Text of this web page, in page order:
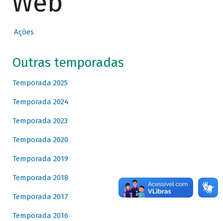
Ações
Outras temporadas
Temporada 2025
Temporada 2024
Temporada 2023
Temporada 2020
Temporada 2019
Temporada 2018
Temporada 2017
Temporada 2016